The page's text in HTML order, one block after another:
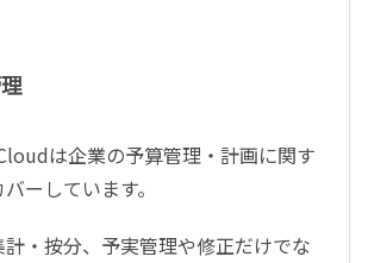
は企業の予算管理・計画に関す
ーしています。
・按分、予実管理や修正だけでな